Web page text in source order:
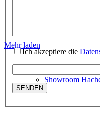
Showroom
Mehr laden
Ich akzeptiere die